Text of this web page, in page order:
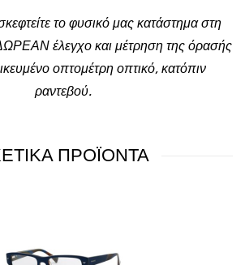
το φυσικό μας κατάστημα στη
έλεγχο και μέτρηση της όρασής
οπτομέτρη οπτικό, κατόπιν
ραντεβού.
ΠΡΟΪΟΝΤΑ